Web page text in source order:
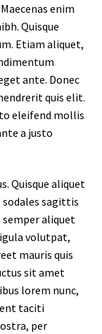
enim
Quisque
Etiam aliquet,
ante. Donec
quis elit.
eleifend mollis
a justo
Quisque aliquet
sagittis
aliquet
volutpat,
mauris quis
sit amet
lorem nunc,
taciti
per